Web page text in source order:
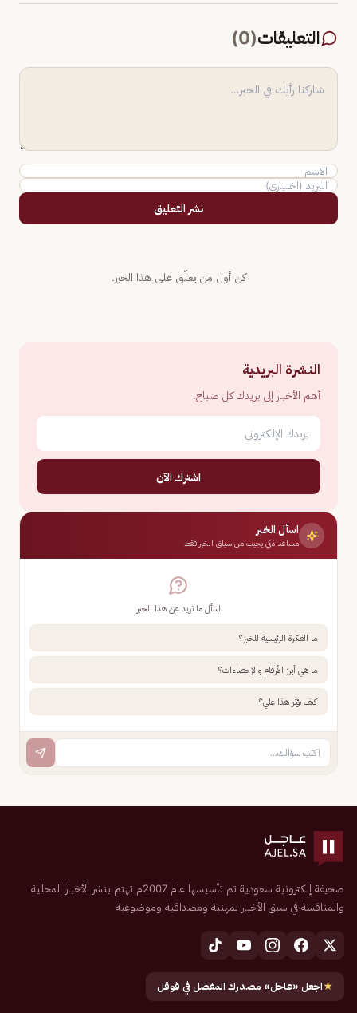
التعليقات(
0
)
نشر التعليق
كن أول من يعلّق على هذا الخبر.
النشرة البريدية
أهم الأخبار إلى بريدك كل صباح.
اشترك الآن
اسأل الخبر
مساعد ذكي يجيب من سياق الخبر فقط
اسأل ما تريد عن هذا الخبر
ما الفكرة الرئيسية للخبر؟
ما هي أبرز الأرقام والإحصاءات؟
كيف يؤثر هذا علي؟
صحيفة إلكترونية سعودية تم تأسيسها عام 2007م تهتم بنشر الأخبار المحلية
والمنافسة في سبق الأخبار بمهنية ومصداقية وموضوعية
★اجعل «عاجل» مصدرك المفضل في قوقل